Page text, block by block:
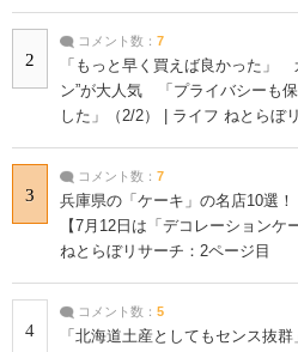
2
コメント数： 7
「もっと早く買えば良かった」
ン”が大人気 「プライバシーも
した」（2/2） | ライフ ねとらぼ
3
コメント数： 7
兵庫県の「ケーキ」の名店10選
【7月12日は「デコレーション
ねとらぼリサーチ：2ページ目
4
コメント数： 5
「北海道土産としてもセンス抜